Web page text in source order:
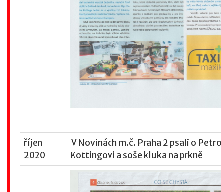
říjen
2020
V Novinách m.č. Praha 2 psali o
Kottingovi a soše kluka na prkně